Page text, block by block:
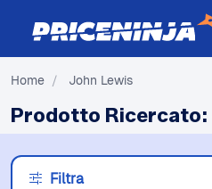
Home / John Lewis
Prodotto Ricercato:
Filtra